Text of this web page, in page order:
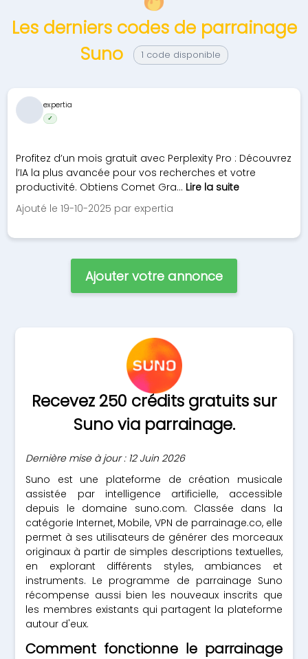
Les derniers codes de parrainage
Suno
1 code disponible
Profitez d’un mois gratuit avec Perplexity Pro : Découvrez
l’IA la plus avancée pour vos recherches et votre
productivité. Obtiens Comet Gra... Lire la suite
Ajouté le 19-10-2025 par expertia
expertia
✓
Ajouter votre annonce
Recevez 250 crédits gratuits sur
Suno via parrainage.
Dernière mise à jour : 12 Juin 2026
Suno est une plateforme de création musicale
assistée par intelligence artificielle, accessible
depuis le domaine suno.com. Classée dans la
catégorie Internet, Mobile, VPN de parrainage.co, elle
permet à ses utilisateurs de générer des morceaux
originaux à partir de simples descriptions textuelles,
en explorant différents styles, ambiances et
instruments. Le programme de parrainage Suno
récompense aussi bien les nouveaux inscrits que
les membres existants qui partagent la plateforme
autour d'eux.
Comment fonctionne le parrainage